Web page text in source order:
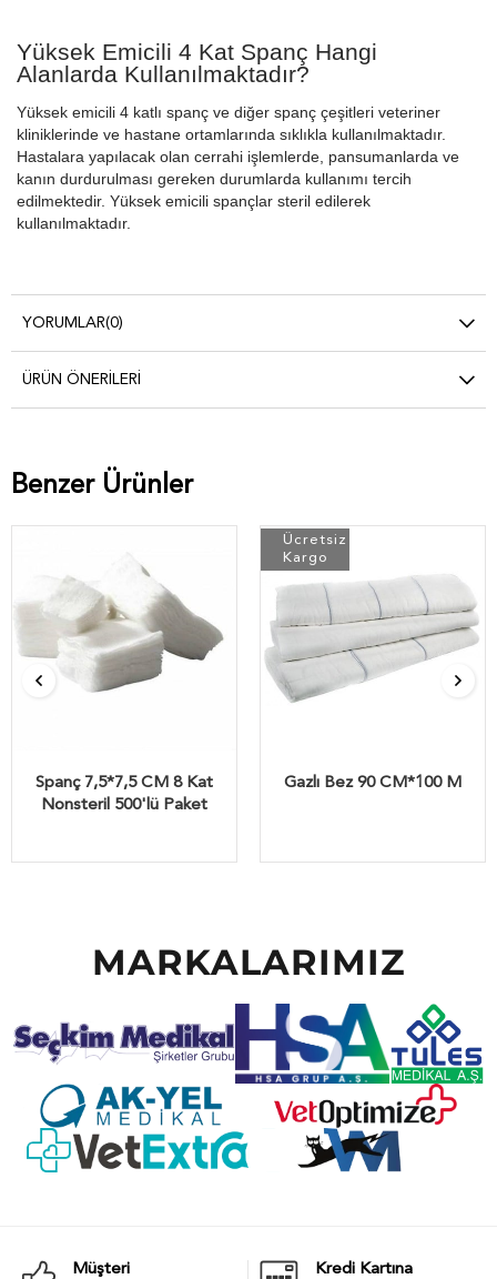
Yüksek Emicili 4 Kat Spanç Hangi
Alanlarda Kullanılmaktadır?
Yüksek emicili 4 katlı spanç ve diğer spanç çeşitleri veteriner
kliniklerinde ve hastane ortamlarında sıklıkla kullanılmaktadır.
Hastalara yapılacak olan cerrahi işlemlerde, pansumanlarda ve
kanın durdurulması gereken durumlarda kullanımı tercih
edilmektedir. Yüksek emicili spançlar steril edilerek
kullanılmaktadır.
YORUMLAR(0)
ÜRÜN ÖNERILERI
Benzer Ürünler
Spanç 7,5*7,5 CM 8 Kat
Nonsteril 500'lü Paket
Gazlı Bez 90 CM*100 M
Ücretsiz
Kargo
MARKALARIMIZ
Müşteri
Kredi Kartına